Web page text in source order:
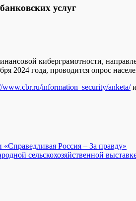
услуг
киберграмотности,
года, проводится опрос
www.cbr.ru/information_security/anketa/
Россия – За правду»
сельскохозяйственной